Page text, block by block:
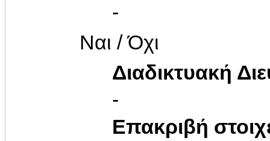
-
Ναι / Όχι
Διαδικτυακή
-
Επακριβή